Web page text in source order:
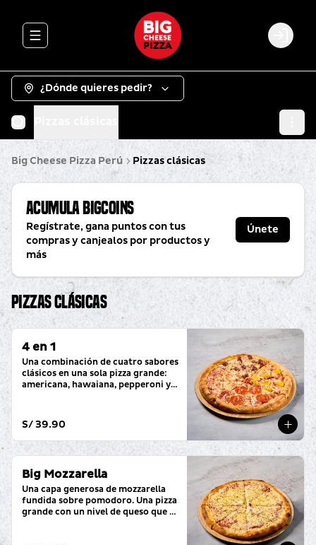
Abrir menu de navegación Login
¿Dónde quieres pedir?
Big Cheese Pizza Perú Pizzas clásicas
Acumula BigCoins
Regístrate, gana puntos con tus
compras y canjealos por productos y
más
Únete
Pizzas clásicas
4 en 1
Una combinación de cuatro sabores
clásicos en una sola pizza grande:
americana, hawaiana, pepperoni y
S/ 39.90
Big Mozzarella
Una capa generosa de mozzarella
fundida sobre pomodoro. Una pizza
grande con un nivel de queso que lo